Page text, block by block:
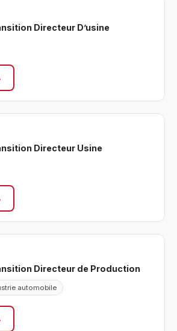
Directeur D’usine
Directeur Usine
Directeur de Production
automobile